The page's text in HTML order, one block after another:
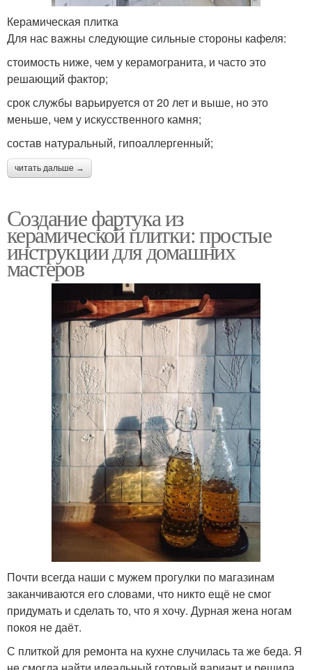
Керамическая плитка
Для нас важны следующие сильные стороны кафеля:
стоимость ниже, чем у керамогранита, и часто это
решающий фактор;
срок службы варьируется от 20 лет и выше, но это
меньше, чем у искусственного камня;
состав натуральный, гипоаллергенный;
читать дальше →
Создание фартука из
керамической плитки: простые
инструкции для домашних
мастеров
Почти всегда наши с мужем прогулки по магазинам
заканчиваются его словами, что никто ещё не смог
придумать и сделать то, что я хочу. Дурная жена ногам
покоя не даёт.
С плиткой для ремонта на кухне случилась та же беда. Я